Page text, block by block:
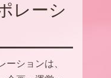
レーシ
ーションは、